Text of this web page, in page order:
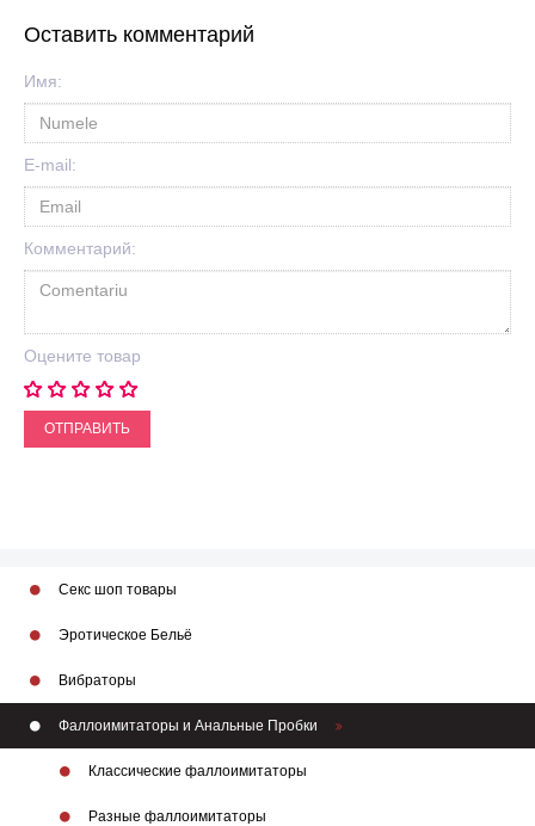
Оставить комментарий
Имя:
E-mail:
Комментарий:
Оцените товар
ОТПРАВИТЬ
Секс шоп товары
Эротическое Бельё
Вибраторы
Фаллоимитаторы и Анальные Пробки
Классические фаллоимитаторы
Разные фаллоимитаторы